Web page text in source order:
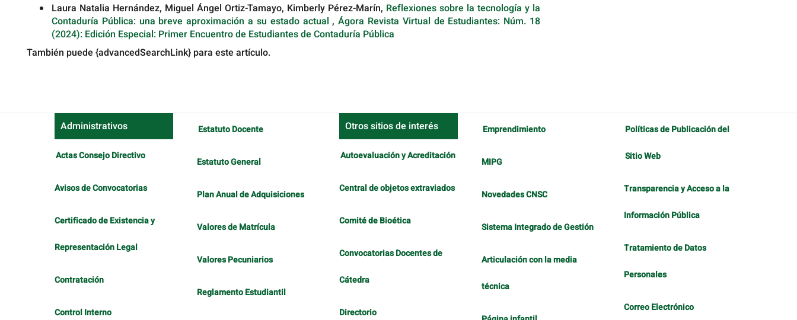
Laura Natalia Hernández, Miguel Ángel Ortiz-Tamayo, Kimberly Pérez-Marín, Reflexiones sobre la tecnología y la
Contaduría Pública: una breve aproximación a su estado actual ,Ágora Revista Virtual de Estudiantes: Núm. 18
(2024): Edición Especial: Primer Encuentro de Estudiantes de Contaduría Pública
También puede {advancedSearchLink} para este artículo.
Administrativos
Actas Consejo Directivo
Avisos de Convocatorias
Certificado de Existencia y
Representación Legal
Contratación
Control Interno
Estatuto Docente
Estatuto General
Plan Anual de Adquisiciones
Valores de Matrícula
Valores Pecuniarios
Reglamento Estudiantil
Otros sitios de interés
Autoevaluación y Acreditación
Central de objetos extraviados
Comité de Bioética
Convocatorias Docentes de
Cátedra
Directorio
Emprendimiento
MIPG
Novedades CNSC
Sistema Integrado de Gestión
Articulación con la media
técnica
Políticas de Publicación del
Sitio Web
Transparencia y Acceso a la
Información Pública
Tratamiento de Datos
Personales
Correo Electrónico